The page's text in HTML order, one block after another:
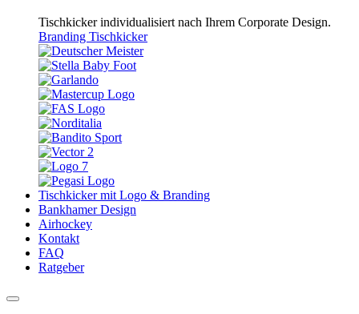
Tischkicker individualisiert nach Ihrem Corporate Design.
Branding Tischkicker
Tischkicker mit Logo & Branding
Bankhamer Design
Airhockey
Kontakt
FAQ
Ratgeber